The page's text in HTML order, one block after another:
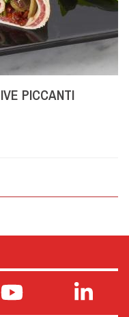
PICCANTI